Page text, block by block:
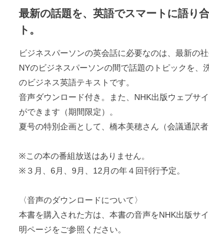
最新の話題を、英語でスマートに語り
ト。
ビジネスパーソンの英会話に必要なのは、最新の
NYのビジネスパーソンの間で話題のトピックを
のビジネス英語テキストです。
音声ダウンロード付き。また、NHK出版ウェブサ
ができます（期間限定）。
夏号の特別企画として、橋本美穂さん（会議通訳
※この本の番組放送はありません。
※３月、6月、9月、12月の年４回刊行予定。
〈音声のダウンロードについて〉
本書を購入された方は、本書の音声をNHK出版サ
明ページをご参照ください。